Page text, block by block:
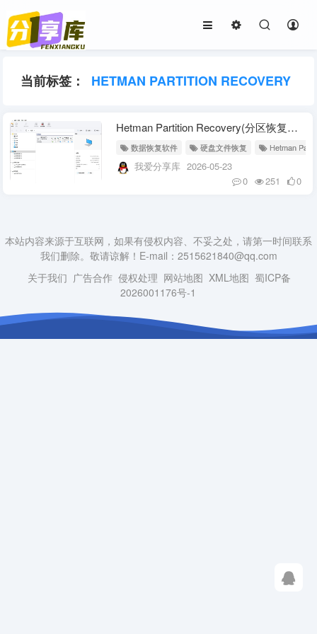
当前标签： HETMAN PARTITION RECOVERY
Hetman Partition Recovery(分区恢复工具) v5.3 多语便携版
数据恢复软件 硬盘文件恢复 Hetman
我爱分享库 2026-05-23
0
251 0
本站内容来源于互联网，如果有侵权内容、不妥之处，请第一时间联系
我们删除。敬请谅解！E-mail：2515621840@qq.com
关于我们 广告合作 侵权处理 网站地图 XML地图 蜀ICP备
2026001176号-1